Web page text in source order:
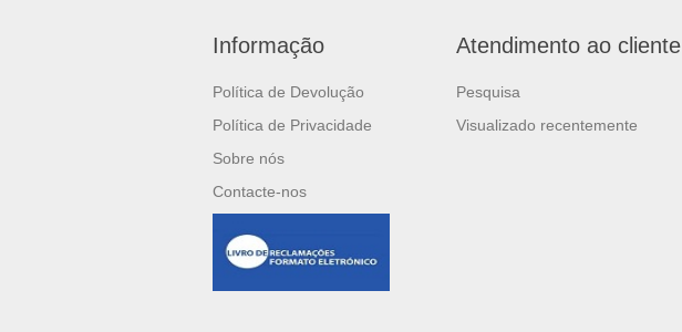
Informação
Política de Devolução
Política de Privacidade
Sobre nós
Contacte-nos
Atendimento ao cliente
Pesquisa
Visualizado recentemente